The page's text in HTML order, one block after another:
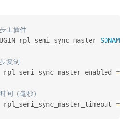
主插件
rpl_semi_sync_master SONAME
复制
rpl_semi_sync_master_enabled =
间（毫秒）
rpl_semi_sync_master_timeout =